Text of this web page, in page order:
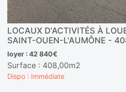
LOCAUX D'ACTIVITÉS À
SAINT-OUEN-L'AUMÔNE -
loyer : 42 840€
Surface : 408,00m2
Dispo : Immédiate